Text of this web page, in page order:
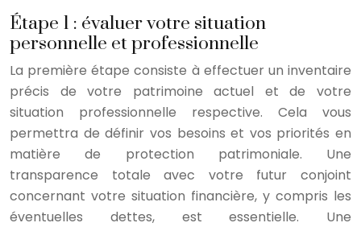
Étape 1 : évaluer votre situation
personnelle et professionnelle
La première étape consiste à effectuer un inventaire
précis de votre patrimoine actuel et de votre
situation professionnelle respective. Cela vous
permettra de définir vos besoins et vos priorités en
matière de protection patrimoniale. Une
transparence totale avec votre futur conjoint
concernant votre situation financière, y compris les
éventuelles dettes, est essentielle. Une